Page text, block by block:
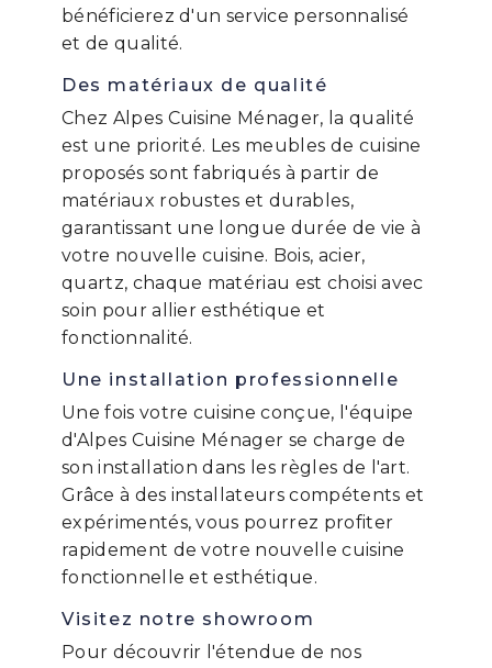
bénéficierez d'un service personnalisé
et de qualité.
Des matériaux de qualité
Chez Alpes Cuisine Ménager, la qualité
est une priorité. Les meubles de cuisine
proposés sont fabriqués à partir de
matériaux robustes et durables,
garantissant une longue durée de vie à
votre nouvelle cuisine. Bois, acier,
quartz, chaque matériau est choisi avec
soin pour allier esthétique et
fonctionnalité.
Une installation professionnelle
Une fois votre cuisine conçue, l'équipe
d'Alpes Cuisine Ménager se charge de
son installation dans les règles de l'art.
Grâce à des installateurs compétents et
expérimentés, vous pourrez profiter
rapidement de votre nouvelle cuisine
fonctionnelle et esthétique.
Visitez notre showroom
Pour découvrir l'étendue de nos